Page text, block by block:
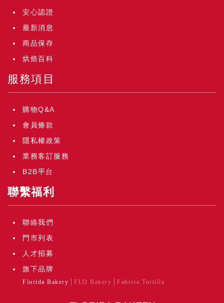
安心認證
最新消息
商品保存
烘焙百科
服務項目
購物Q&A
會員條款
隱私權政策
業務客訂服務
B2B平台
聯繫福利
聯絡我們
門市列表
人才招募
旗下品牌
Florida Bakery FLO Bakery Fabrica Tortilla